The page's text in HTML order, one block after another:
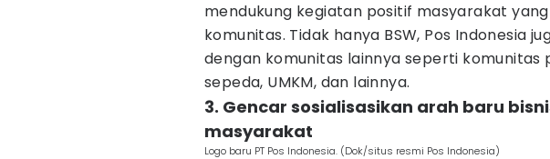
mendukung kegiatan positif masyarakat
komunitas. Tidak hanya BSW, Pos Indonesia
dengan komunitas lainnya seperti komunitas
sepeda, UMKM, dan lainnya.
3. Gencar sosialisasikan arah baru
masyarakat
Logo baru PT Pos Indonesia. (Dok/situs resmi Pos Indonesia)